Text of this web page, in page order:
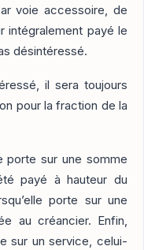
voie accessoire, de
intégralement payé le
désintéressé.
il sera toujours
pour la fraction de la
porte sur une somme
payé à hauteur du
porte sur une
au créancier. Enfin,
sur un service, celui-